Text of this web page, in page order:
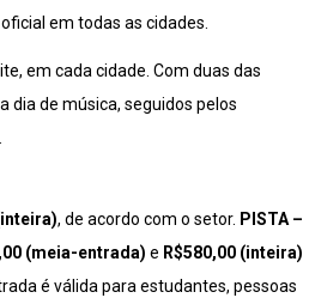
em todas as cidades.
em cada cidade. Com duas das
dia de música, seguidos pelos
, de acordo com o setor. PISTA –
(meia-entrada) e R$580,00 (inteira)
é válida para estudantes, pessoas